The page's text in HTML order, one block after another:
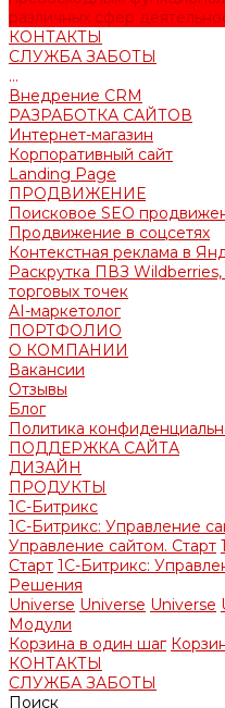
различных сфер
КОНТАКТЫ
СЛУЖБА ЗАБОТЫ
...
Внедрение CRM
РАЗРАБОТКА САЙТОВ
Интернет-магазин
Корпоративный сайт
Landing Page
ПРОДВИЖЕНИЕ
Поисковое SEO
Продвижение в соцсетях
Контекстная реклама в
Раскрутка ПВЗ
торговых точек
AI-маркетолог
ПОРТФОЛИО
О КОМПАНИИ
Вакансии
Отзывы
Блог
Политика
ПОДДЕРЖКА САЙТА
ДИЗАЙН
ПРОДУКТЫ
1С-Битрикс
1С-Битрикс: Управление
Управление сайтом. Старт
Старт 1С-Битрикс:
Решения
Universe Universe Universe
Модули
Корзина в один шаг
КОНТАКТЫ
СЛУЖБА ЗАБОТЫ
Поиск